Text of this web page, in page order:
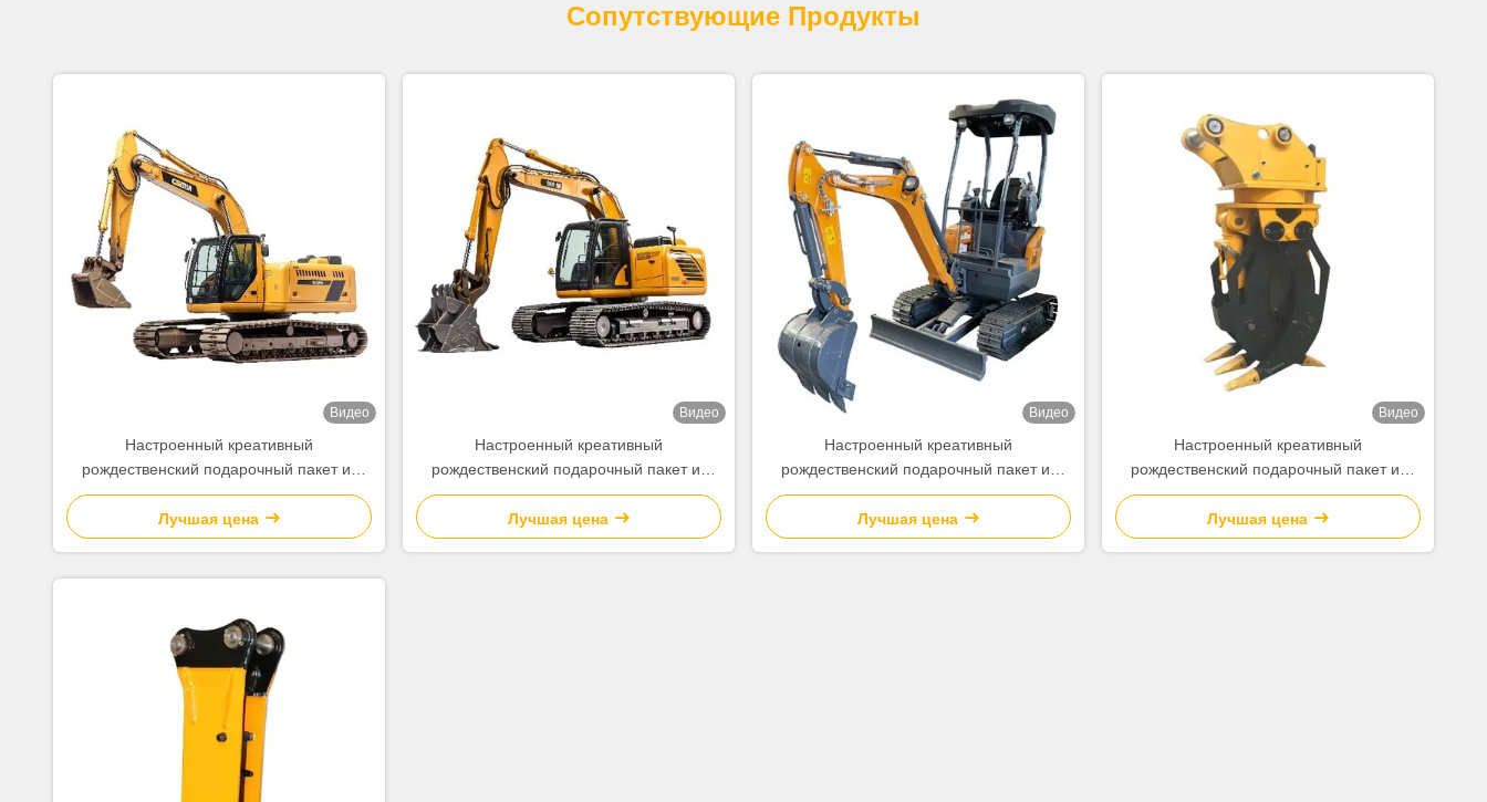
Сопутствующие Продукты
Видео
Настроенный креативный
рождественский подарочный пакет из
бумажной бумаги с вашим логотипом для
рождественской декоративной вечеринки
Лучшая цена
Видео
Настроенный креативный
рождественский подарочный пакет из
бумажной бумаги с вашим логотипом для
рождественской декоративной вечеринки
Лучшая цена
Видео
Настроенный креативный
рождественский подарочный пакет из
бумажной бумаги с вашим логотипом для
рождественской декоративной вечеринки
Лучшая цена
Видео
Настроенный креативный
рождественский подарочный пакет из
бумажной бумаги с вашим логотипом для
рождественской декоративной вечеринки
Лучшая цена